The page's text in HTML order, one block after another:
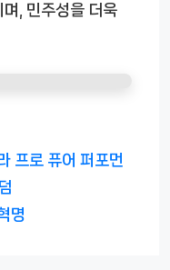
, 민주성을 더욱
프로 퓨어 퍼포먼
명